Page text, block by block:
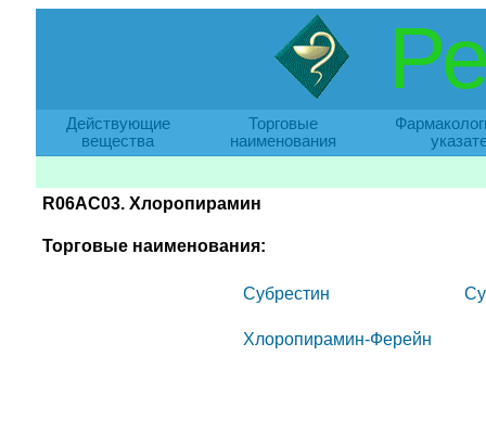
Действующие
вещества
Торговые
наименования
R06AC03. Хлоропирамин
Торговые наименования:
Субрестин
Хлоропирамин-Ферейн